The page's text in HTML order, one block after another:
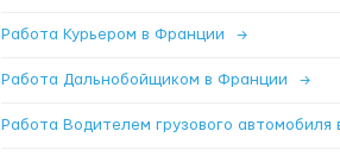
Работа Курьером в Франции →
Работа Дальнобойщиком в Франции →